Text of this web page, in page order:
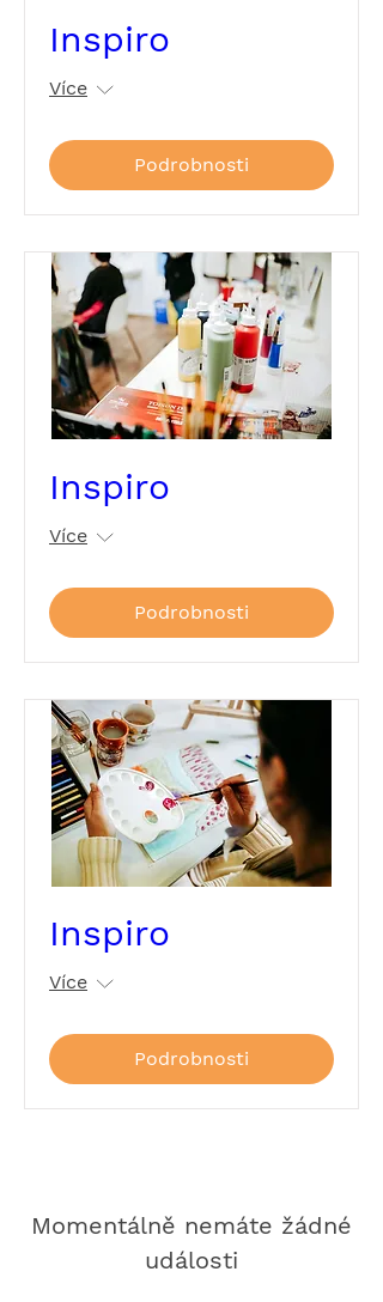
Inspiro
Více
Podrobnosti
Inspiro
Více
Podrobnosti
Inspiro
Více
Podrobnosti
Momentálně nemáte žádné
události